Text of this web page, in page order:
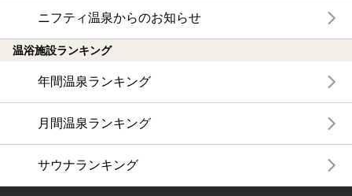
ニフティ温泉からのお知らせ
温浴施設ランキング
年間温泉ランキング
月間温泉ランキング
サウナランキング